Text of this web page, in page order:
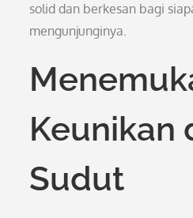
solid dan berkesan bagi
mengunjunginya.
Keunikan
Sudut